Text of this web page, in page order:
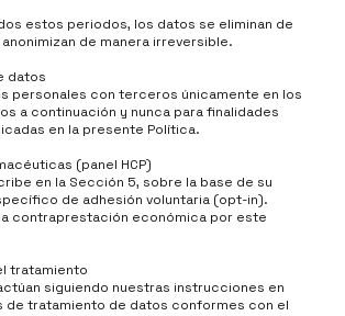
estos periodos, los datos se eliminan de
de manera irreversible.
datos
personales con terceros únicamente en los
a continuación y nunca para finalidades
en la presente Política.
(panel HCP)
en la Sección 5, sobre la base de su
de adhesión voluntaria (opt-in).
contraprestación económica por este
tratamiento
siguiendo nuestras instrucciones en
de tratamiento de datos conformes con el